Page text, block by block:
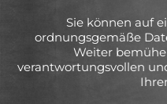
Sie können auf
ordnungsgemäße
Weiter
verantwortungsvollen